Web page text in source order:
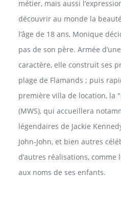
métier, mais aussi
découvrir au monde la
l’âge de 18 ans, Monique
pas de son père. Armée
caractère, elle construit ses
plage de Flamands ; puis
première villa de location, la
(MWS), qui accueillera
légendaires de Jackie
John-John, et bien autres
d’autres réalisations,
aux noms de ses enfants.